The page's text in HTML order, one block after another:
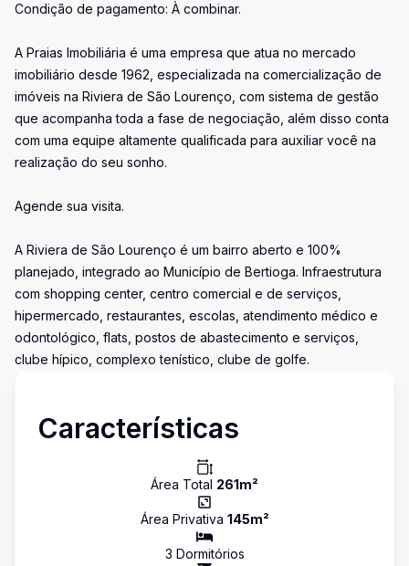
Condição de pagamento: À combinar.
A Praias Imobiliária é uma empresa que atua no mercado
imobiliário desde 1962, especializada na comercialização de
imóveis na Riviera de São Lourenço, com sistema de gestão
que acompanha toda a fase de negociação, além disso conta
com uma equipe altamente qualificada para auxiliar você na
realização do seu sonho.
Agende sua visita.
A Riviera de São Lourenço é um bairro aberto e 100%
planejado, integrado ao Município de Bertioga. Infraestrutura
com shopping center, centro comercial e de serviços,
hipermercado, restaurantes, escolas, atendimento médico e
odontológico, flats, postos de abastecimento e serviços,
clube hípico, complexo tenístico, clube de golfe.
Características
Área Total 261m²
Área Privativa 145m²
3 Dormitórios